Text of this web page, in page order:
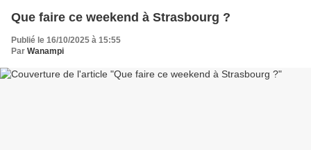
Que faire ce weekend à Strasbourg ?
Publié le 16/10/2025 à 15:55
Par Wanampi